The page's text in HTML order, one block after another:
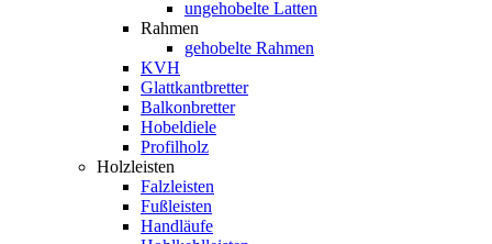
ungehobelte Latten
Rahmen
gehobelte Rahmen
KVH
Glattkantbretter
Balkonbretter
Hobeldiele
Profilholz
Holzleisten
Falzleisten
Fußleisten
Handläufe